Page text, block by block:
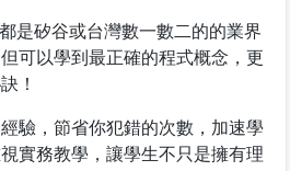
是矽谷或台灣數一數二的的業界
可以學到最正確的程式概念，更
！
驗，節省你犯錯的次數，加速學
實務教學，讓學生不只是擁有理